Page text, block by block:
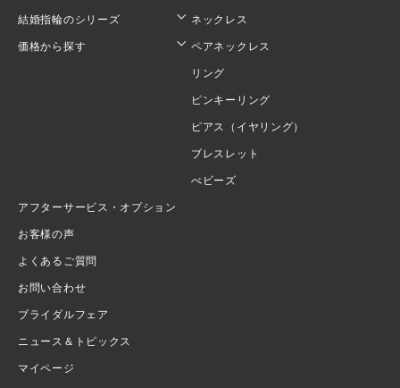
結婚指輪のシリーズ
価格から探す
ネックレス
ペアネックレス
リング
ピンキーリング
ピアス（イヤリング）
ブレスレット
べビーズ
アフターサービス・オプション
お客様の声
よくあるご質問
お問い合わせ
ブライダルフェア
ニュース＆トピックス
マイページ